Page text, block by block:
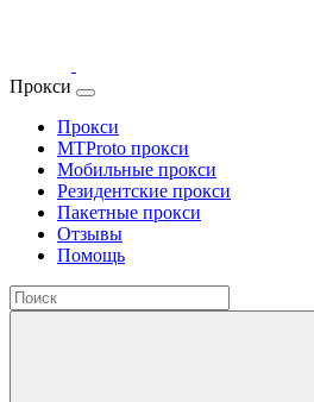
Прокси
Прокси
MTProto прокси
Мобильные прокси
Резидентские прокси
Пакетные прокси
Отзывы
Помощь